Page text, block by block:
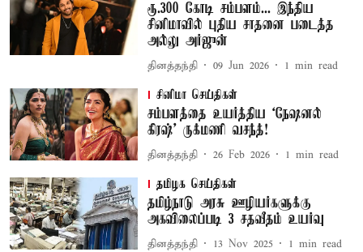
ரூ.300 கோடி சம்பளம்... இந்திய
சினிமாவில் புதிய சாதனை படைத்த
அல்லு அர்ஜுன்
தினத்தந்தி 09 Jun 2026 1 min read
சினிமா செய்திகள்
சம்பளத்தை உயர்த்திய ‘நேஷனல்
கிரஷ்’ ருக்மணி வசந்த்!
தினத்தந்தி 26 Feb 2026 1 min read
தமிழக செய்திகள்
தமிழ்நாடு அரசு ஊழியர்களுக்கு
அகவிலைப்படி 3 சதவீதம் உயர்வு
தினத்தந்தி 13 Nov 2025 1 min read